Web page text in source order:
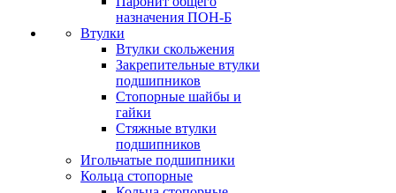
назначения ПОН-Б
Втулки
Втулки скольжения
Закрепительные втулки
подшипников
Стопорные шайбы и
гайки
Стяжные втулки
подшипников
Игольчатые подшипники
Кольца стопорные